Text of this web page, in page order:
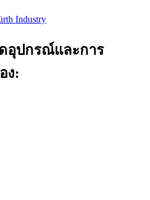
Industry
อุปกรณ์และการ
ง: